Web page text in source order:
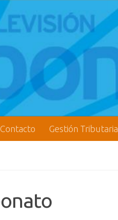
Contacto Gestión Tributaria